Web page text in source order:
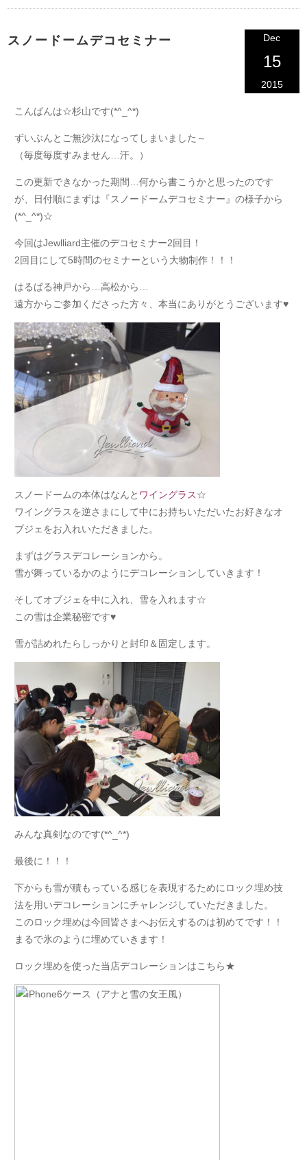
Dec
15
2015
スノードームデコセミナー
こんばんは☆杉山です(*^_^*)
ずいぶんとご無沙汰になってしまいました～
（毎度毎度すみません…汗。）
この更新できなかった期間…何から書こうかと思ったのです
が、日付順にまずは 『スノードームデコセミナー』の様子から
(*^_^*)☆
今回はJewlliard主催のデコセミナー2回目！
2回目にして5時間のセミナーという大物制作！！！
はるばる神戸から…高松から…
遠方からご参加くださった方々、本当にありがとうございます♥
スノードームの本体はなんと ワイングラス☆
ワイングラスを逆さまにして中にお持ちいただいたお好きなオ
ブジェをお入れいただきました。
まずはグラスデコレーションから。
雪が舞っているかのようにデコレーションしていきます！
そしてオブジェを中に入れ、雪を入れます☆
この雪は企業秘密です♥
雪が詰めれたらしっかりと封印＆固定します。
みんな真剣なのです(*^_^*)
最後に！！！
下からも雪が積もっている感じを表現するために ロック埋め技
法を用いデコレーションにチャレンジしていただきました。
このロック埋めは今回皆さまへお伝えするのは初めてです！！
まるで氷のように埋めていきます！
ロック埋めを使った当店デコレーションはこちら★